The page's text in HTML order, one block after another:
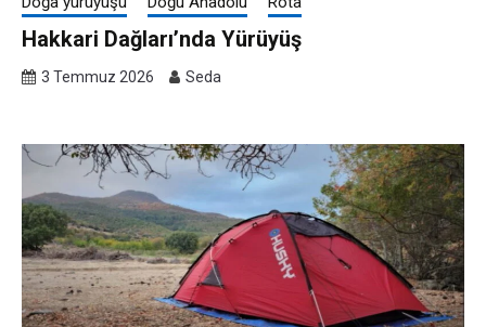
Hakkari Dağları’nda Yürüyüş
3 Temmuz 2026 Seda